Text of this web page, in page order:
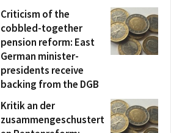
Criticism of the
cobbled-together
pension reform: East
German minister-
presidents receive
backing from the DGB
Kritik an der
zusammengeschustert